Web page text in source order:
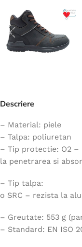
Hanorace
Veste
Combinezoane
Halate
Șorțuri
Fleece
Descriere
– Material: piele
– Talpa: poliuretan
– Tip protectie: O2
la penetrarea si
– Tip talpa:
o SRC – rezista la
– Greutate: 553 g
– Standard: EN ISO